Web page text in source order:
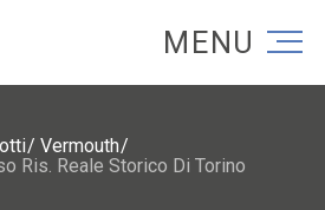
Vermouth
Ris. Reale Storico Di Torino